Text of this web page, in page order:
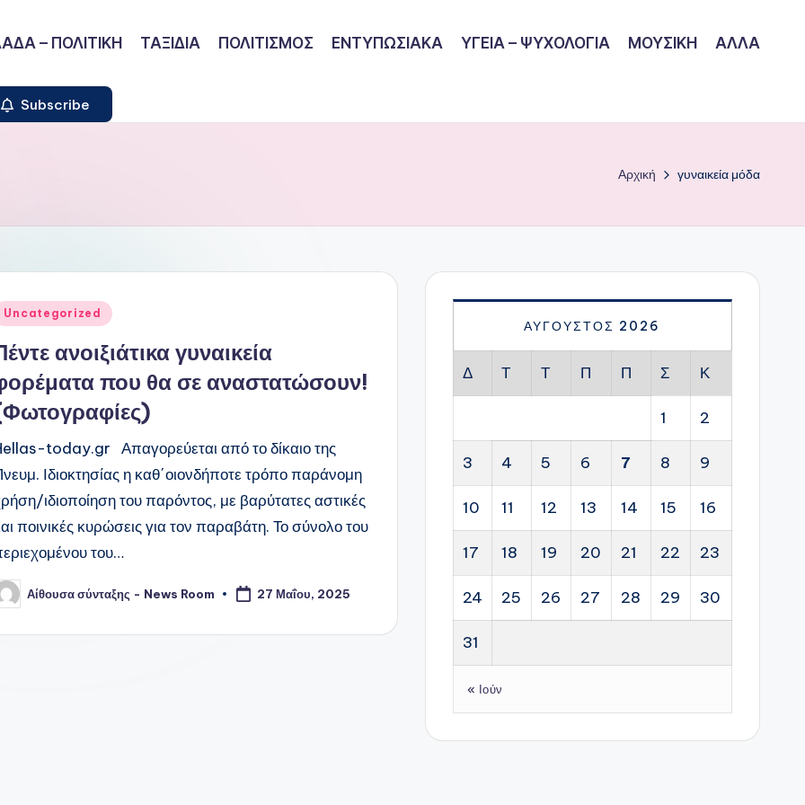
– ΠΟΛΙΤΙΚΗ ΤΑΞΙΔΙΑ ΠΟΛΙΤΙΣΜΟΣ ΕΝΤΥΠΩΣΙΑΚΑ ΥΓΕΙΑ – ΨΥΧΟΛΟΓΙΑ ΜΟΥΣΙΚΗ ΑΛΛΑ
Subscribe
Αρχική γυναικεία μόδα
Uncategorized
ανοιξιάτικα γυναικεία
που θα σε αναστατώσουν!
today.gr Απαγορεύεται από το δίκαιο της
Ιδιοκτησίας η καθ΄οιονδήποτε τρόπο παράνομη
ιδιοποίηση του παρόντος, με βαρύτατες αστικές
ποινικές κυρώσεις για τον παραβάτη. Το σύνολο του
του…
Αίθουσα σύνταξης - News Room 27 Μαΐου, 2025
ΑΎΓΟΥΣΤΟΣ 2026
Δ Τ Τ Π Π Σ Κ
1 2
3 4 5 6 7 8 9
10 11 12 13 14 15 16
17 18 19 20 21 22 23
24 25 26 27 28 29 30
31
« Ιούν